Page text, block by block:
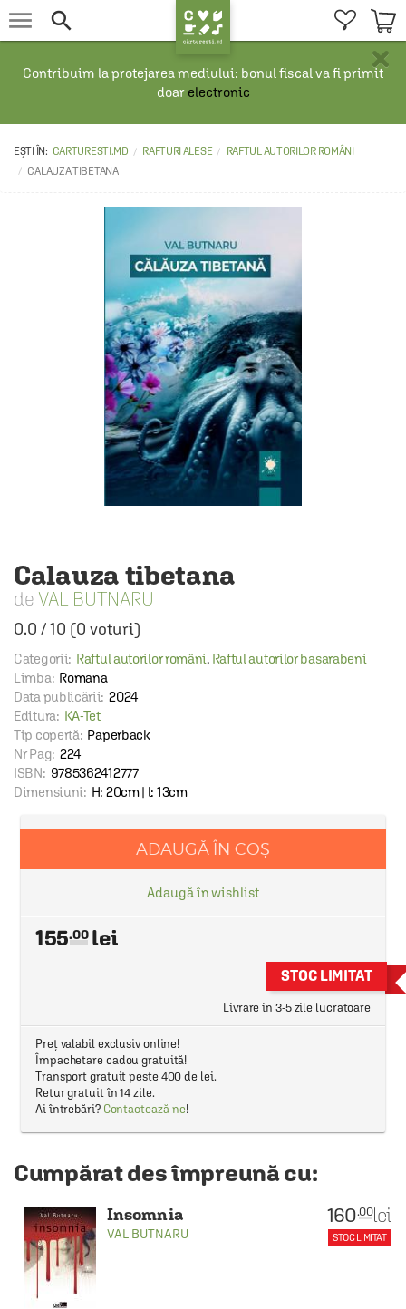
 
×
Contribuim la protejarea mediului: bonul fiscal va fi primit
doar electronic
CARTURESTI.MD RAFTURI ALESE
RAFTUL AUTORILOR ROMÂNI
CALAUZA TIBETANA
Calauza tibetana
VAL BUTNARU
0.0 /10 (0 voturi)
Categorii: Raftul autorilor români, Raftul autorilor basarabeni
Limba: Romana
Data publicării: 2024
Editura: KA-Tet
Tip copertă: Paperback
Nr Pag: 224
ISBN: 9785362412777
Dimensiuni: H: 20cm | l: 13cm
ADAUGĂ ÎN COȘ
Adaugă în wishlist
155.00
STOC LIMITAT
Livrare in 3-5 zile lucratoare
Preț valabil exclusiv online!
Împachetare cadou gratuită!
Transport gratuit peste 400 de lei.
Retur gratuit în 14 zile.
Ai întrebări? Contactează-ne!
Cumpărat des împreună cu:
Insomnia
VAL BUTNARU
160.00lei
STOC LIMITAT